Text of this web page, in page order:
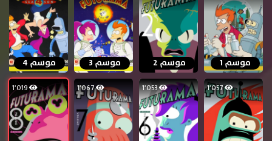
موسم 1 موسم 2 موسم 3 موسم 4
1٬057 1٬053 1٬067